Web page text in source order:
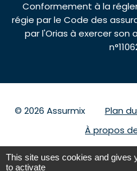
Conformement à la
régie par le Code des
par l'Orias à exercer son
© 2026 Assurmix Plan
À propos
This site uses cookies and gives
to activate